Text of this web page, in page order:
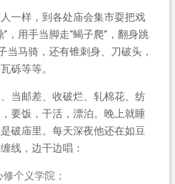
一样，到各处庙会集市耍把戏
，用手当脚走“蝎子爬”，翻身跳
当马骑，还有锥刺身、刀破头，
砾等等。
当邮差、收破烂、轧棉花、纺
要饭，干活，漂泊。晚上就睡
破庙里。每天深夜他还在如豆
线，边干边唱：
个义学院；